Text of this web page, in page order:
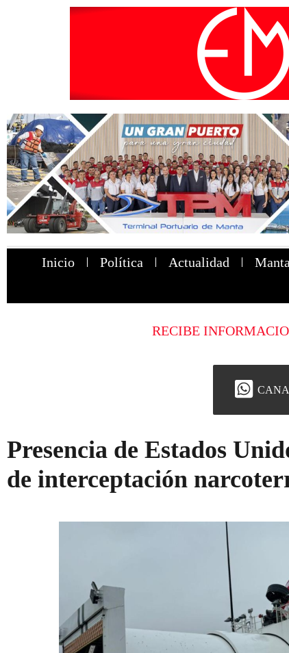
Inicio Política Actualidad
RECIBE
Presencia de Estados
de interceptación